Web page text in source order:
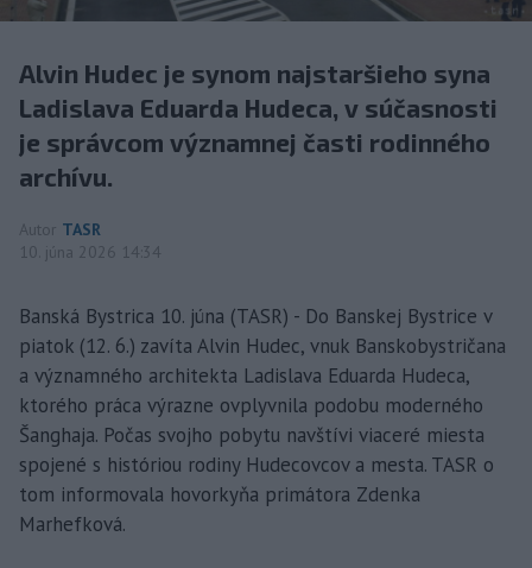
Alvin Hudec je synom najstaršieho syna
Ladislava Eduarda Hudeca, v súčasnosti
je správcom významnej časti rodinného
archívu.
Autor TASR
10. júna 2026 14:34
Banská Bystrica 10. júna (TASR) - Do Banskej Bystrice v
piatok (12. 6.) zavíta Alvin Hudec, vnuk Banskobystričana
a významného architekta Ladislava Eduarda Hudeca,
ktorého práca výrazne ovplyvnila podobu moderného
Šanghaja. Počas svojho pobytu navštívi viaceré miesta
spojené s históriou rodiny Hudecovcov a mesta. TASR o
tom informovala hovorkyňa primátora Zdenka
Marhefková.